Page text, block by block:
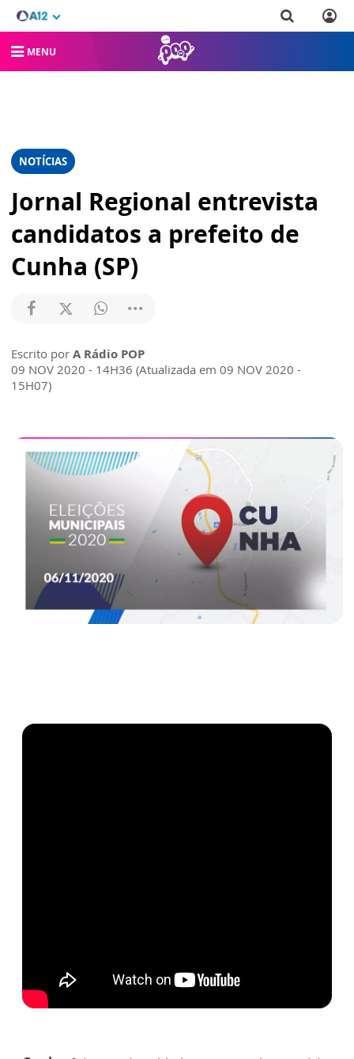
MENU
NOTÍCIAS
Jornal Regional entrevista
candidatos a prefeito de
Cunha (SP)
Escrito por A Rádio POP
09 NOV 2020 - 14H36 (Atualizada em 09 NOV 2020 -
15H07)